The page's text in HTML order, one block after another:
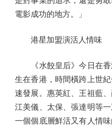
電影成功的地方。」
港星加盟演活人情味
《水餃皇后》今日在香
生在香港，時間橫跨上世
速發展。惠英紅、王祖藍
江美儀、太保、張達明等
一個個底層鮮活又有人情